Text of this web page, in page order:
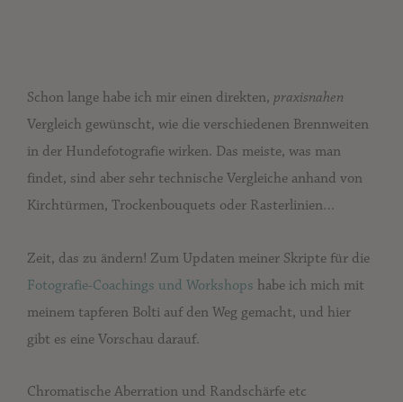
Schon lange habe ich mir einen direkten, praxisnahen
Vergleich gewünscht, wie die verschiedenen Brennweiten
in der Hundefotografie wirken. Das meiste, was man
findet, sind aber sehr technische Vergleiche anhand von
Kirchtürmen, Trockenbouquets oder Rasterlinien…
Zeit, das zu ändern! Zum Updaten meiner Skripte für die
Fotografie-Coachings und Workshops habe ich mich mit
meinem tapferen Bolti auf den Weg gemacht, und hier
gibt es eine Vorschau darauf.
Chromatische Aberration und Randschärfe etc